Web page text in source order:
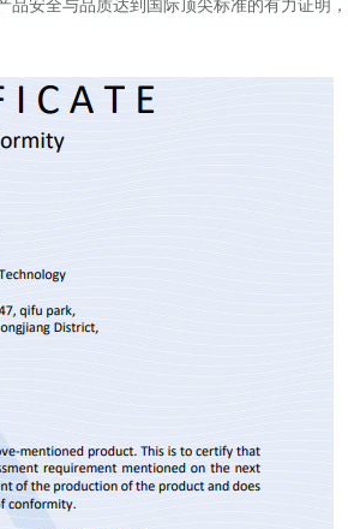
安全与品质达到国际顶尖标准的有力证明